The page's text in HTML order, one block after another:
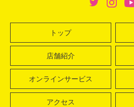
トップ
店舗紹介
オンラインサービス
アクセス